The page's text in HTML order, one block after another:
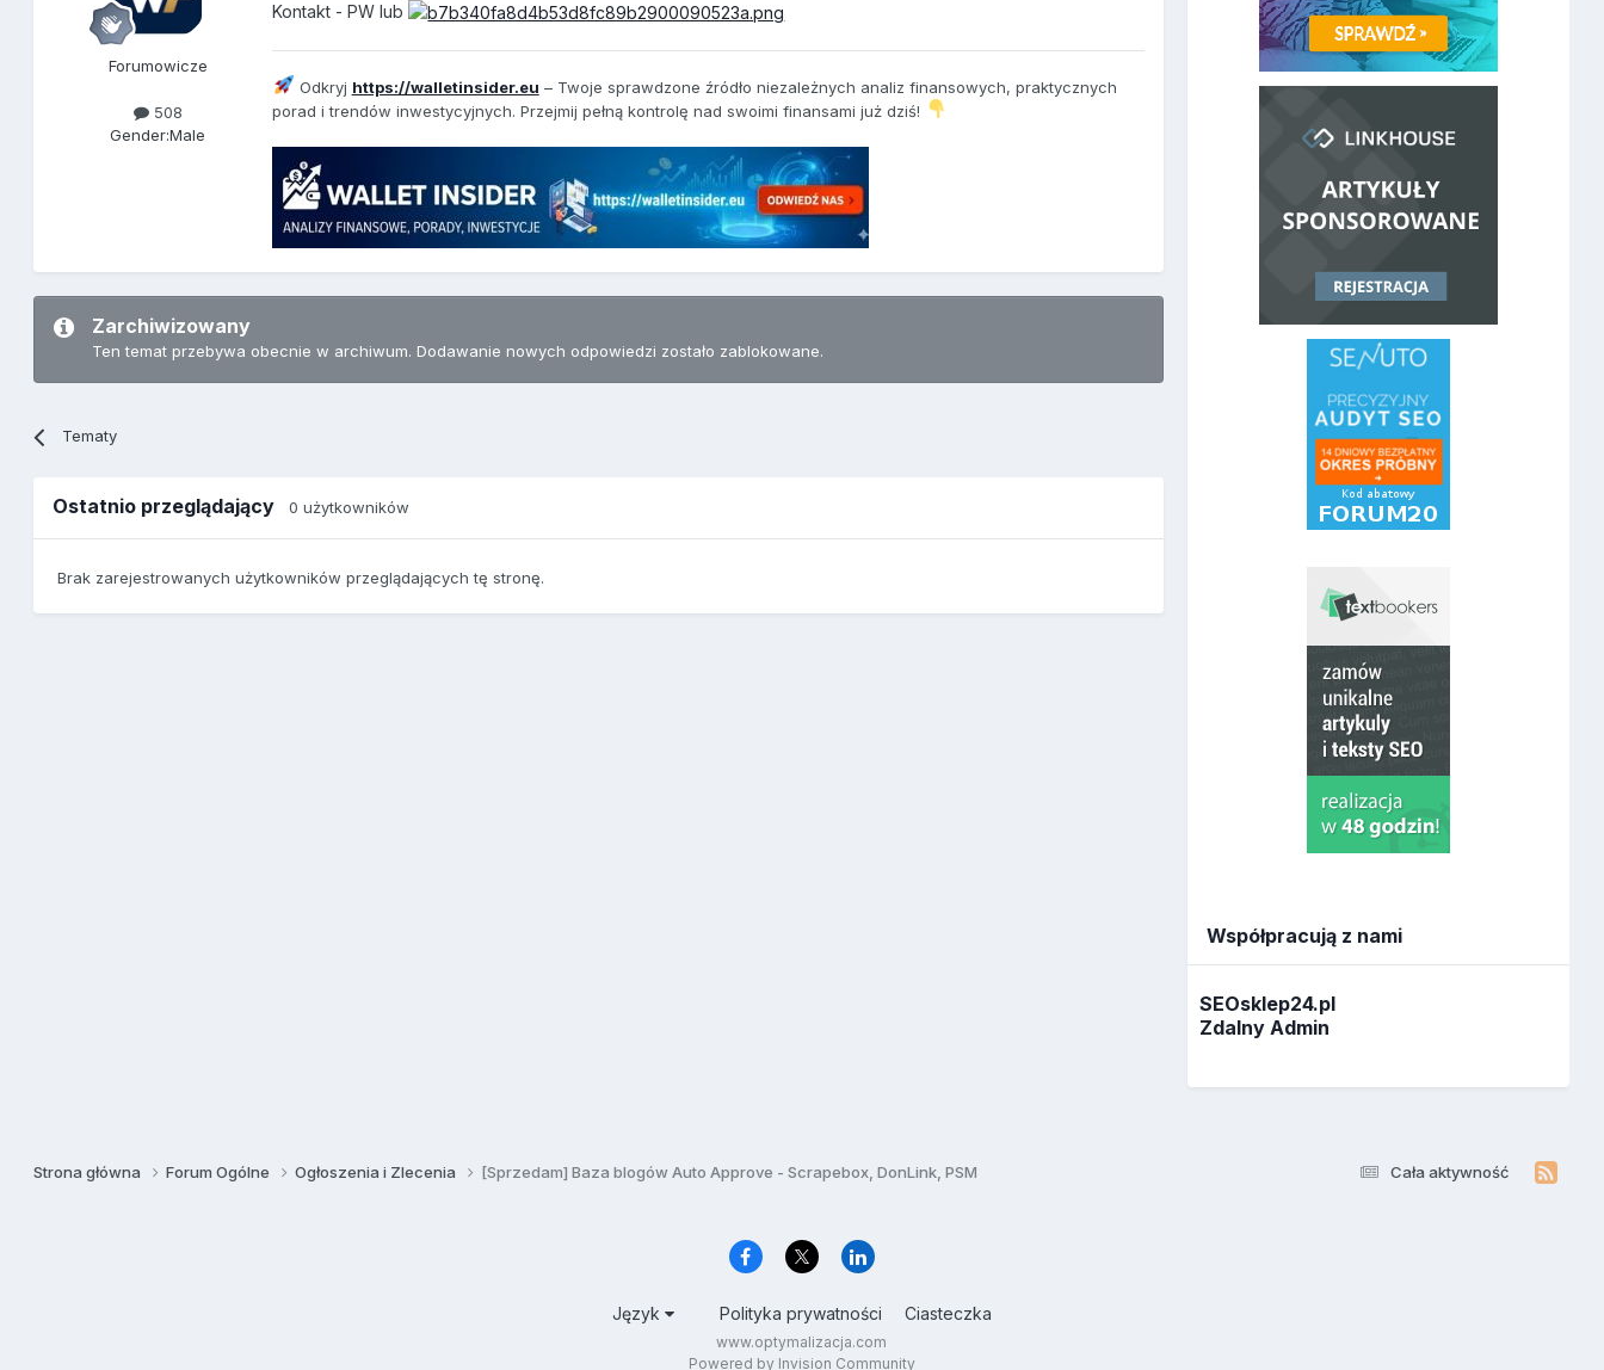
Forumowicze
508
Gender:Male
Kontakt - PW lub
Odkryj https://walletinsider.eu – Twoje sprawdzone źródło niezależnych analiz finansowych, praktycznych
porad i trendów inwestycyjnych. Przejmij pełną kontrolę nad swoimi finansami już dziś!
Zarchiwizowany
Ten temat przebywa obecnie w archiwum. Dodawanie nowych odpowiedzi zostało zablokowane.
Tematy
Ostatnio przeglądający0 użytkowników
Brak zarejestrowanych użytkowników przeglądających tę stronę.
Współpracują z nami
SEOsklep24.pl
Zdalny Admin
Cała aktywność
Strona główna Forum Ogólne Ogłoszenia i Zlecenia [Sprzedam] Baza blogów Auto Approve - Scrapebox, DonLink, PSM
Język Polityka prywatności Ciasteczka
www.optymalizacja.com
Powered by Invision Community